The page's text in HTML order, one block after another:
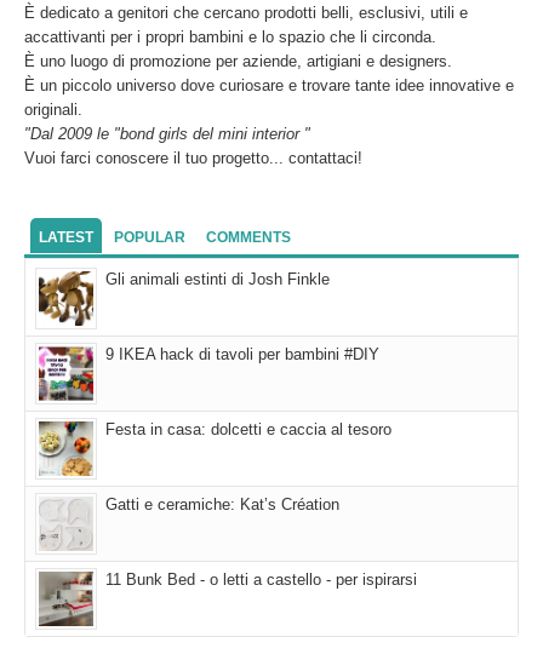
È dedicato a genitori che cercano prodotti belli, esclusivi, utili e
accattivanti per i propri bambini e lo spazio che li circonda.
È uno luogo di promozione per aziende, artigiani e designers.
È un piccolo universo dove curiosare e trovare tante idee innovative e
originali.
"Dal 2009 le "bond girls del mini interior "
Vuoi farci conoscere il tuo progetto... contattaci!
LATEST POPULAR COMMENTS
Gli animali estinti di Josh Finkle
9 IKEA hack di tavoli per bambini #DIY
Festa in casa: dolcetti e caccia al tesoro
Gatti e ceramiche: Kat’s Création
11 Bunk Bed - o letti a castello - per ispirarsi